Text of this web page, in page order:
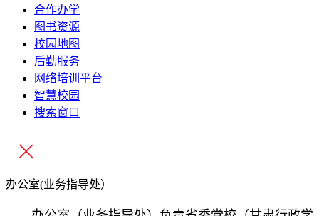
合作办学
图书资源
校园地图
后勤服务
网络培训平台
智慧校园
搜索窗口
办公室(业务指导处）